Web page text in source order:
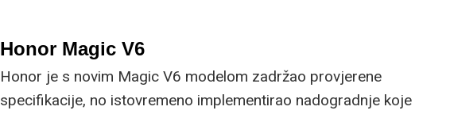
Honor Magic V6
Honor je s novim Magic V6 modelom zadržao provjerene
specifikacije, no istovremeno implementirao nadogradnje koje